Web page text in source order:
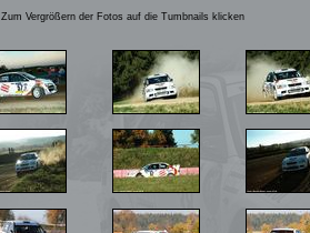
Zum Vergrößern der Fotos auf die Tumbnails klicken